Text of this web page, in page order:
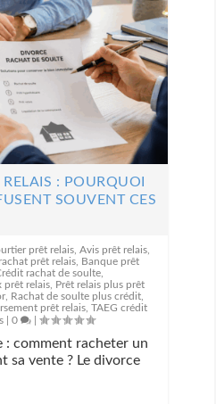
: POURQUOI
SOUVENT CES
prêt relais ,Avis prêt relais
prêt relais Banque prêt
rachat de soulte
prêt relais Prêt relais plus prêt
Rachat de soulte plus crédit
prêt relais ,TAEG crédit
|0 |
: comment racheter un
sa vente ? Le divorce